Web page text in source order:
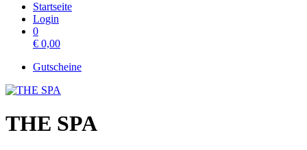
Startseite
Login
0
€ 0,00
Gutscheine
THE SPA